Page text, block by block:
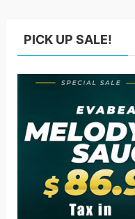
PICK UP SALE!